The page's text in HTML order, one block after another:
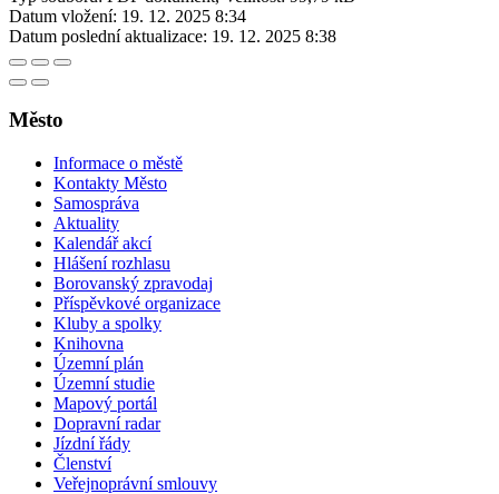
Datum vložení: 19. 12. 2025 8:34
Datum poslední aktualizace: 19. 12. 2025 8:38
Město
Informace o městě
Kontakty Město
Samospráva
Aktuality
Kalendář akcí
Hlášení rozhlasu
Borovanský zpravodaj
Příspěvkové organizace
Kluby a spolky
Knihovna
Územní plán
Územní studie
Mapový portál
Dopravní radar
Jízdní řády
Členství
Veřejnoprávní smlouvy